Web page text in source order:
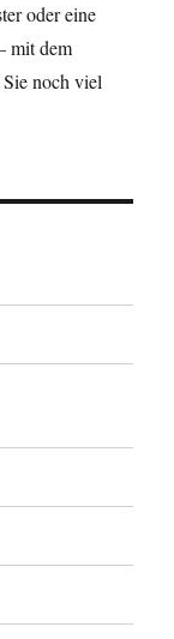
oder eine
mit dem
noch viel